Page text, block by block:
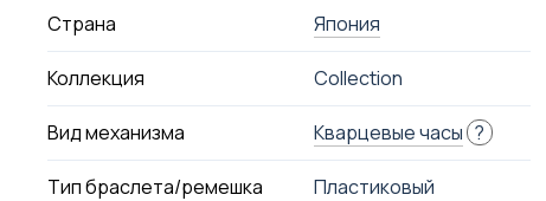
Страна Япония
Коллекция Collection
Вид механизма Кварцевые часы ?
Тип браслета/ремешка Пластиковый